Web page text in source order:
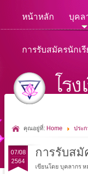
หน้าหลัก บุคล
การรับสมัครนักเ
คุณอยู่ที่: Home ประ
07/08
2564
การรับสมั
เขียนโดย บุคลากร ห